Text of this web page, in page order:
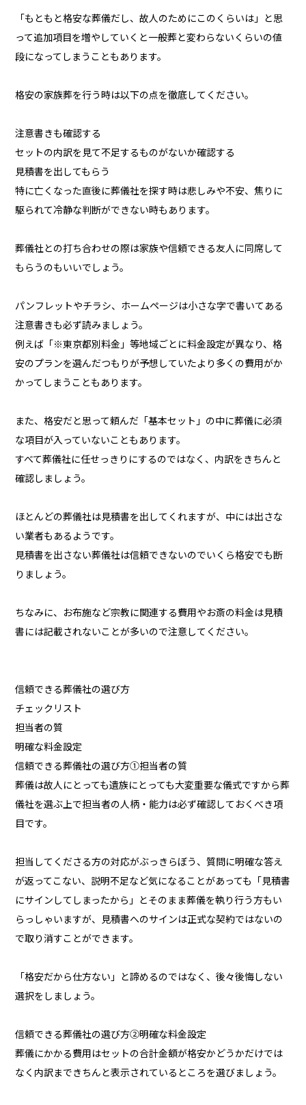
「もともと格安な葬儀だし、故人のためにこのくらいは」と思
って追加項目を増やしていくと一般葬と変わらないくらいの値
段になってしまうこともあります。
格安の家族葬を行う時は以下の点を徹底してください。
注意書きも確認する
セットの内訳を見て不足するものがないか確認する
見積書を出してもらう
特に亡くなった直後に葬儀社を探す時は悲しみや不安、焦りに
駆られて冷静な判断ができない時もあります。
葬儀社との打ち合わせの際は家族や信頼できる友人に同席して
もらうのもいいでしょう。
パンフレットやチラシ、ホームページは小さな字で書いてある
注意書きも必ず読みましょう。
例えば「※東京都別料金」等地域ごとに料金設定が異なり、格
安のプランを選んだつもりが予想していたより多くの費用がか
かってしまうこともあります。
また、格安だと思って頼んだ「基本セット」の中に葬儀に必須
な項目が入っていないこともあります。
すべて葬儀社に任せっきりにするのではなく、内訳をきちんと
確認しましょう。
ほとんどの葬儀社は見積書を出してくれますが、中には出さな
い業者もあるようです。
見積書を出さない葬儀社は信頼できないのでいくら格安でも断
りましょう。
ちなみに、お布施など宗教に関連する費用やお斎の料金は見積
書には記載されないことが多いので注意してください。
信頼できる葬儀社の選び方
チェックリスト
担当者の質
明確な料金設定
信頼できる葬儀社の選び方①担当者の質
葬儀は故人にとっても遺族にとっても大変重要な儀式ですから葬
儀社を選ぶ上で担当者の人柄・能力は必ず確認しておくべき項
目です。
担当してくださる方の対応がぶっきらぼう、質問に明確な答え
が返ってこない、説明不足など気になることがあっても「見積書
にサインしてしまったから」とそのまま葬儀を執り行う方もい
らっしゃいますが、見積書へのサインは正式な契約ではないの
で取り消すことができます。
「格安だから仕方ない」と諦めるのではなく、後々後悔しない
選択をしましょう。
信頼できる葬儀社の選び方②明確な料金設定
葬儀にかかる費用はセットの合計金額が格安かどうかだけでは
なく内訳まできちんと表示されているところを選びましょう。